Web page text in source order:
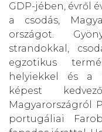
GDP-jében, évről
a csodás,
országot.
strandokkal,
egzotikus
helyiekkel és a
képest
Magyarországról
portugáliai